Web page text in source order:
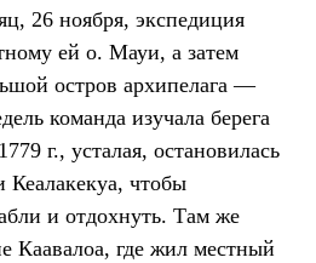
26 ноября, экспедиция
ей о. Мауи, а затем
остров архипелага —
команда изучала берега
г., усталая, остановилась
Кеалакекуа, чтобы
и отдохнуть. Там же
Каавалоа, где жил местный